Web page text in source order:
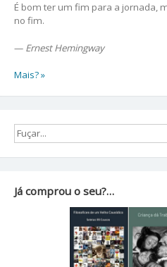
É bom ter um fim para a jornada,
no fim.
— Ernest Hemingway
Mais? »
Já comprou o seu?…